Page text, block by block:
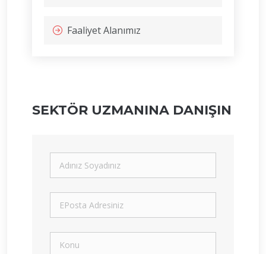
Faaliyet Alanımız
SEKTÖR UZMANINA DANIŞIN